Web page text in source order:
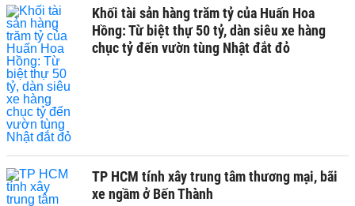
Khối tài sản hàng trăm tỷ của Huấn Hoa
Hồng: Từ biệt thự 50 tỷ, dàn siêu xe hàng
chục tỷ đến vườn tùng Nhật đắt đỏ
TP HCM tính xây trung tâm thương mại, bãi
xe ngầm ở Bến Thành